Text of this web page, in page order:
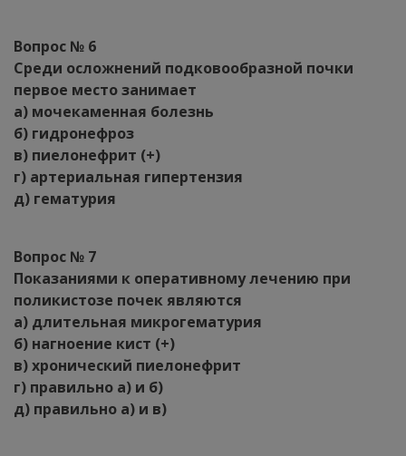
Вопрос № 6
Среди осложнений подковообразной почки
первое место занимает
а) мочекаменная болезнь
б) гидронефроз
в) пиелонефрит (+)
г) артериальная гипертензия
д) гематурия
Вопрос № 7
Показаниями к оперативному лечению при
поликистозе почек являются
а) длительная микрогематурия
б) нагноение кист (+)
в) хронический пиелонефрит
г) правильно а) и б)
д) правильно а) и в)